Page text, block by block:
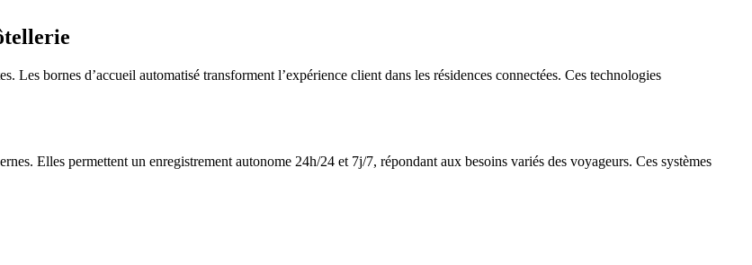
Les bornes d’accueil automatisé transforment l’expérience client dans les résidences connectées. Ces technologies
Elles permettent un enregistrement autonome 24h/24 et 7j/7, répondant aux besoins variés des voyageurs. Ces systèmes